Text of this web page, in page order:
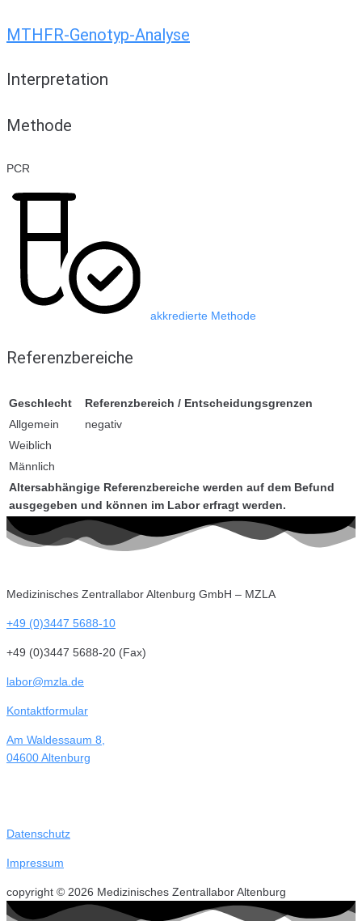
MTHFR-Genotyp-Analyse
Interpretation
Methode
PCR
akkredierte Methode
Referenzbereiche
Geschlecht Referenzbereich / Entscheidungsgrenzen
Altersabhängige Referenzbereiche werden auf dem Befund
ausgegeben und können im Labor erfragt werden.
Allgemein
negativ
Weiblich
Männlich
Medizinisches Zentrallabor Altenburg GmbH – MZLA
+49 (0)3447 5688-10
+49 (0)3447 5688-20 (Fax)
labor@mzla.de
Kontaktformular
Am Waldessaum 8,
04600 Altenburg
Datenschutz
Impressum
copyright © 2026 Medizinisches Zentrallabor Altenburg